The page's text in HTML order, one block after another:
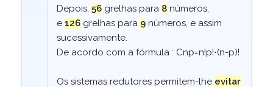
Depois, 56grelhas para 8números,
e 126grelhas para 9números, e assim
sucessivamente.
De acordo com a fórmula : Cnp=n!p!⋅(n-p)!
Os sistemas redutores permitem-lhe evitar